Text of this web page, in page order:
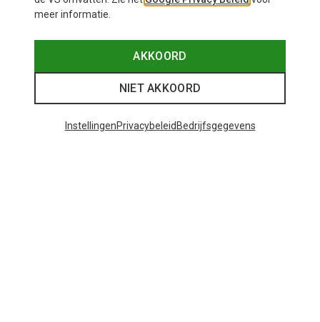
meer informatie.
AKKOORD
NIET AKKOORD
InstellingenPrivacybeleid Bedrijfsgegevens